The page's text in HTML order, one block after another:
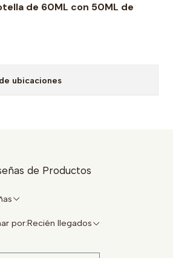
de 60ML con 50ML de
ubicaciones
de Productos
por:Recién llegados